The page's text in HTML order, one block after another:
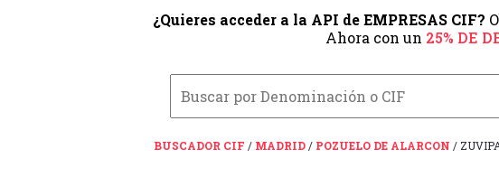
¿Quieres acceder a la API de EMPRESAS CIF?
Ahora con un 25% DE
BUSCADOR CIF / MADRID/ POZUELO DE ALARCON /